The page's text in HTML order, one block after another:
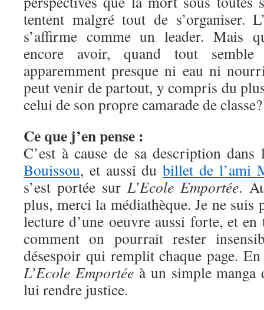
tentent malgré tout de s’organiser.
s’affirme comme un leader. Mais
encore avoir, quand tout
apparemment presque ni eau ni
peut venir de partout, y compris du
celui de son propre camarade de classe?
Ce que j’en pense :
C’est à cause de sa description
Bouissou, et aussi dubillet de l’ami
s’est portée surL’Ecole Emportée.
plus, merci la médiathèque. Je ne suis
lecture d’une oeuvre aussi forte, et
comment on pourrait rester
désespoir qui remplit chaque page.
L’Ecole Emportéeà un simple manga
lui rendre justice.